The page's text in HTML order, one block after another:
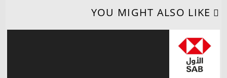
YOU MIGHT ALSO LIKE